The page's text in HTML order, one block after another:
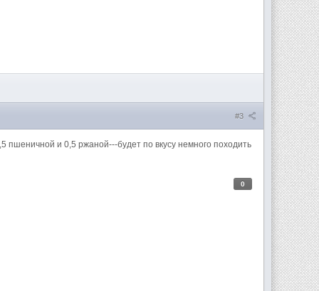
#3
и 0,5 ржаной---будет по вкусу немного походить
0